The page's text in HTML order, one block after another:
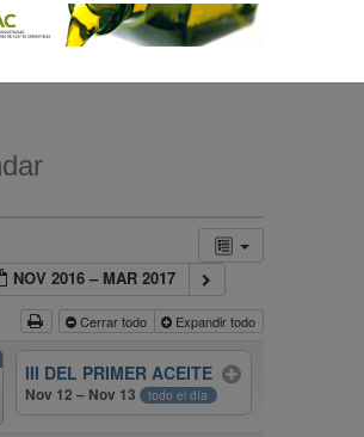
NOV 2016 – MAR 2017
Cerrar todo Expandir todo
III DEL PRIMER ACEITE
Nov 12 – Nov 13 todo el día